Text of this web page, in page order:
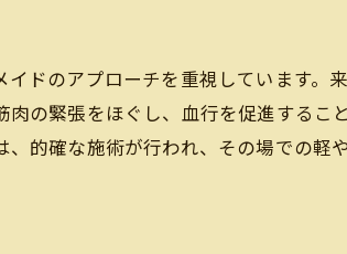
促進する施術内容
スタイルに合わせた指導
えるための具体的な施策
ドのアプローチを重視しています。
の緊張をほぐし、血行を促進するこ
的確な施術が行われ、その場での軽